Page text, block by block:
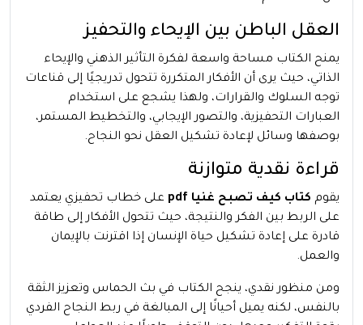
العقل الباطن بين الإيحاء والتحفيز
يمنح الكتاب مساحة واسعة لفكرة التأثير الذهني والإيحاء
الذاتي، حيث يرى أن الأفكار المتكررة تتحول تدريجيًا إلى قناعات
توجه السلوك والقرارات، ولهذا يشجع على استخدام
العبارات التحفيزية، والتصور الإيجابي، والتخطيط المستمر،
بوصفها وسائل لإعادة تشكيل العقل نحو النجاح.
قراءة نقدية متوازنة
يقوم كتاب كيف تصبح غنيا pdf
على خطاب تحفيزي يعتمد
على الربط بين الفكر والنتيجة، حيث تتحول الأفكار إلى طاقة
قادرة على إعادة تشكيل حياة الإنسان إذا اقترنت بالإيمان
والعمل.
ومن منظور نقدي، ينجح الكتاب في بث الحماس وتعزيز الثقة
بالنفس، لكنه يميل أحيانًا إلى المبالغة في ربط النجاح الفردي